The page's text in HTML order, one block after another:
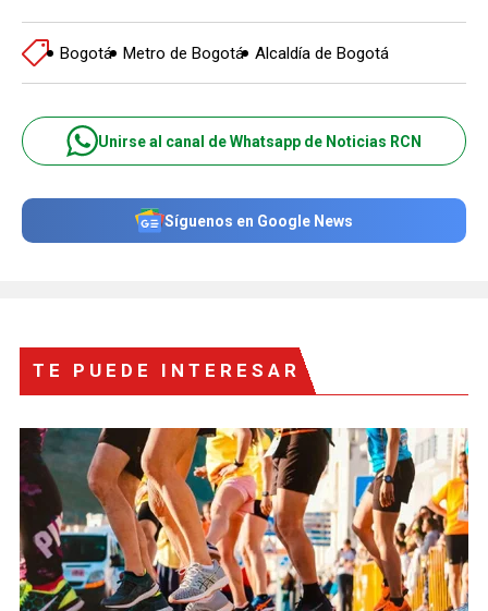
Bogotá Metro de Bogotá Alcaldía de Bogotá
Unirse al canal de Whatsapp de Noticias RCN
Síguenos en Google News
TE PUEDE INTERESAR